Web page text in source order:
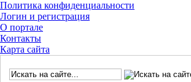
Политика конфиденциальности
Логин и регистрация
О портале
Контакты
Карта сайта